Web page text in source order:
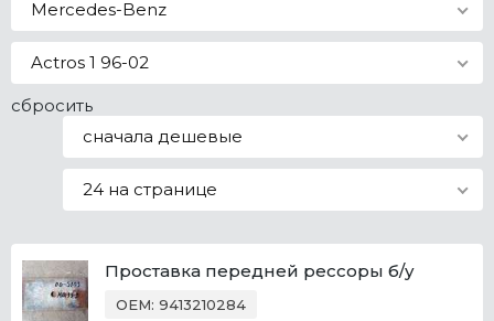
Mercedes-Benz
Actros 1 96-02
сбросить
сначала дешевые
24 на странице
Проставка передней рессоры б/у
OEM: 9413210284